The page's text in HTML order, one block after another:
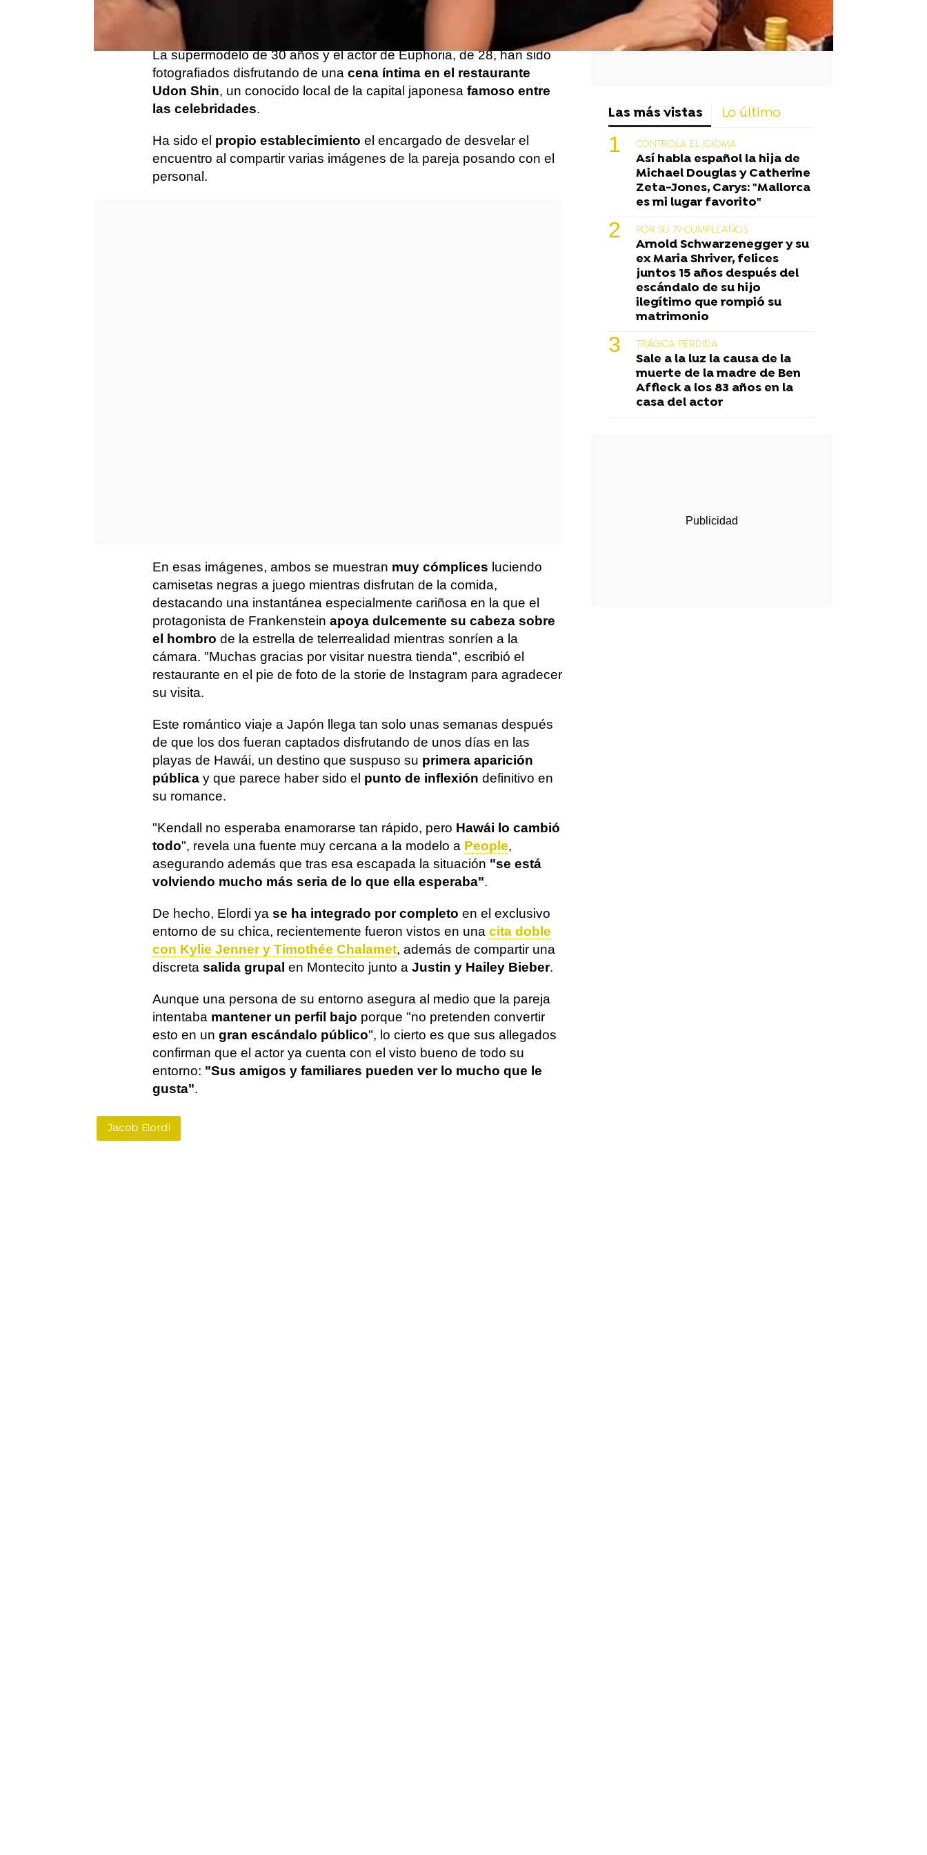
con su nueva e inesperada
y han acabado
posando para fotos durante un
La supermodelo de 30 años y el actor de Euphoria, de 28, han sido
fotografiados disfrutando de una cena íntima en el restaurante
Udon Shin, un conocido local de la capital japonesa famoso entre
las celebridades.
Ha sido el propio establecimiento el encargado de desvelar el
encuentro al compartir varias imágenes de la pareja posando con el
personal.
En esas imágenes, ambos se muestran muy cómplices luciendo
camisetas negras a juego mientras disfrutan de la comida,
destacando una instantánea especialmente cariñosa en la que el
protagonista de Frankenstein apoya dulcemente su cabeza sobre
el hombro de la estrella de telerrealidad mientras sonríen a la
cámara. "Muchas gracias por visitar nuestra tienda", escribió el
restaurante en el pie de foto de la storie de Instagram para agradecer
su visita.
Este romántico viaje a Japón llega tan solo unas semanas después
de que los dos fueran captados disfrutando de unos días en las
playas de Hawái, un destino que suspuso su primera aparición
pública y que parece haber sido el punto de inflexión definitivo en
su romance.
"Kendall no esperaba enamorarse tan rápido, pero Hawái lo cambió
todo", revela una fuente muy cercana a la modelo a People,
asegurando además que tras esa escapada la situación "se está
volviendo mucho más seria de lo que ella esperaba".
De hecho, Elordi ya se ha integrado por completo en el exclusivo
entorno de su chica, recientemente fueron vistos en una cita doble
con Kylie Jenner y Timothée Chalamet, además de compartir una
discreta salida grupal en Montecito junto a Justin y Hailey Bieber.
Aunque una persona de su entorno asegura al medio que la pareja
intentaba mantener un perfil bajo porque "no pretenden convertir
esto en un gran escándalo público", lo cierto es que sus allegados
confirman que el actor ya cuenta con el visto bueno de todo su
entorno: "Sus amigos y familiares pueden ver lo mucho que le
gusta".
Jacob Elordi
Las más vistas Lo último
CONTROLA EL IDIOMA
Así habla español la hija de
Michael Douglas y Catherine
Zeta-Jones, Carys: "Mallorca
es mi lugar favorito"
POR SU 79 CUMPLEAÑOS
Arnold Schwarzenegger y su
ex Maria Shriver, felices
juntos 15 años después del
escándalo de su hijo
ilegítimo que rompió su
matrimonio
TRÁGICA PÉRDIDA
Sale a la luz la causa de la
muerte de la madre de Ben
Affleck a los 83 años en la
casa del actor